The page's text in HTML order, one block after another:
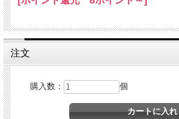
注文
購入数： 個